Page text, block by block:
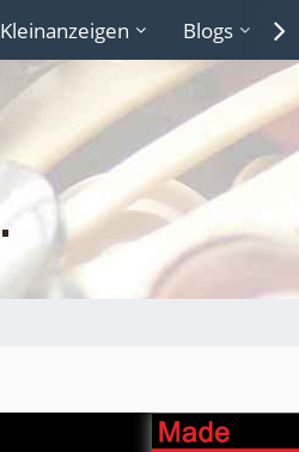
Kleinanzeigen Blogs